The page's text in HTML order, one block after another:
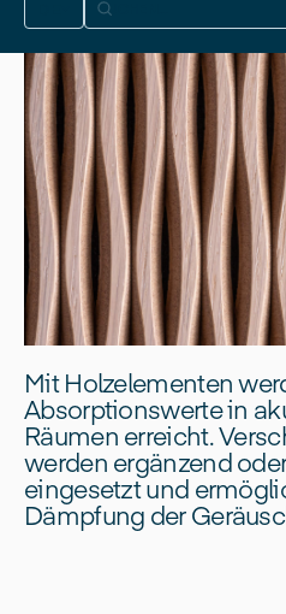
Mit Holzelementen
Absorptionswerte in
Räumen erreicht.
werden ergänzend
eingesetzt und
Dämpfung der